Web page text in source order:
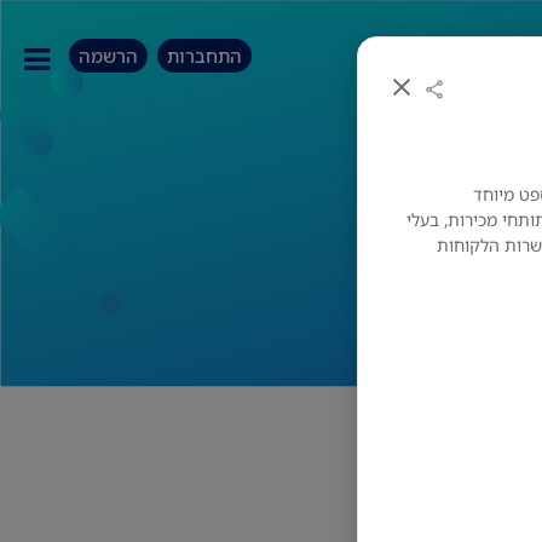
מיוחד
מכירות, בעלי
הלקוחות
התחברות הרשמה